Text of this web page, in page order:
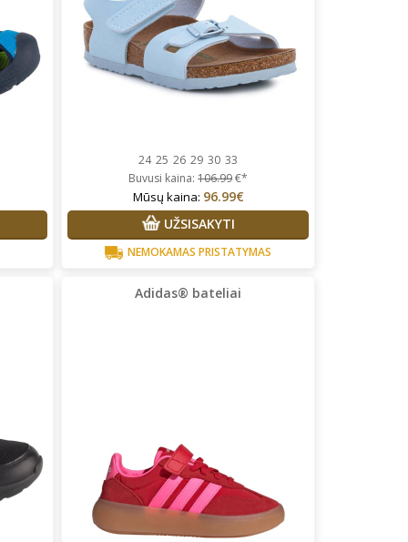
24 25 26 29 30 33
Buvusi kaina:106.99€*
Mūsų kaina: 96.99€
UŽSISAKYTI
NEMOKAMAS PRISTATYMAS
Adidas® bateliai